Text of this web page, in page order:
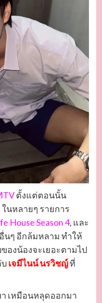
ตั้งแต่ตอนนั้น
นหลายๆ รายการ
House Season 4, และ
นๆ อีกล้มหลาม ทำให้
งน้องจะเยอะตามไป
บเจมีไนน์ นรวิชญ์ที่
เหมือนหลุดออกมา